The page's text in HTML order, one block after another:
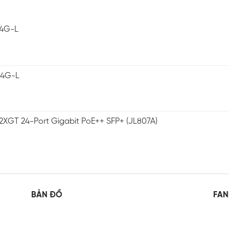
L
L
24-Port Gigabit PoE++ SFP+ (JL807A)
BẢN ĐỒ